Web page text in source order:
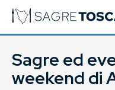
Sagre ed
weekend di